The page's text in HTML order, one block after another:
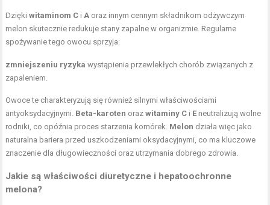
Dziękiwitaminom C iA oraz innym cennym składnikom odżywczym
melon skutecznie redukuje stany zapalne w organizmie. Regularne
spożywanie tego owocu sprzyja:
zmniejszeniu ryzyka wystąpienia przewlekłych chorób związanych z
zapaleniem.
Owoce te charakteryzują się również silnymi właściwościami
antyoksydacyjnymi. Beta-karoten orazwitaminy C i E neutralizują wolne
rodniki, co opóźnia proces starzenia komórek. Melon działa więc jako
naturalna bariera przed uszkodzeniami oksydacyjnymi, co ma kluczowe
znaczenie dla długowieczności oraz utrzymania dobrego zdrowia.
Jakie są właściwości diuretyczne i hepatoochronne
melona?